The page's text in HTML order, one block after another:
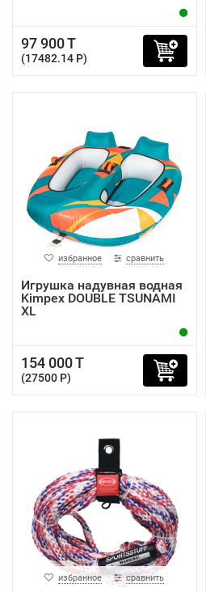
97 900 T
(17482.14 P)
избранное сравнить
Игрушка надувная водная
Kimpex DOUBLE TSUNAMI
XL
154 000 T
(27500 P)
избранное сравнить